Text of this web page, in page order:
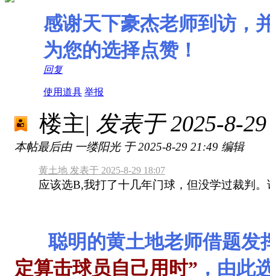
感谢天下豪杰老师到访，
为您的选择点赞！
回复
使用道具 举报
楼主| 发表于 2025-8-
本帖最后由 一缕阳光 于 2025-8-29 21:49 编辑
黄土地 发表于 2025-8-29 18:07
应该选B,我打了十几年门球，但没学过裁判
聪明的黄土地老师借题发
定算击球员自己用时” ，由此